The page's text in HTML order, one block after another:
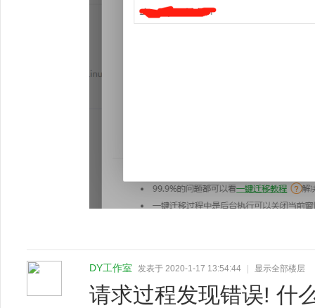
DY工作室 发表于 2020-1-17 13:54:44 显示全部楼层
请求过程发现错误! 什